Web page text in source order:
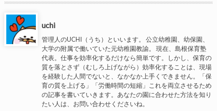
uchi
管理人のUCHI（うち）といいます。 公立幼稚園、幼保園、
大学の附属で働いていた元幼稚園教諭。 現在、島根保育塾
代表。仕事を効率化するだけなら簡単です。しかし、保育の
質を落とさず（むしろ上げながら）効率化することは、現場
を経験した人間でないと、なかなか上手くできません。「保
育の質を上げる」「労働時間の短縮」これを両立させるため
の記事を書いていきます。あなたの園に合わせた方法を知り
たい人は、お問い合わせくださいね。